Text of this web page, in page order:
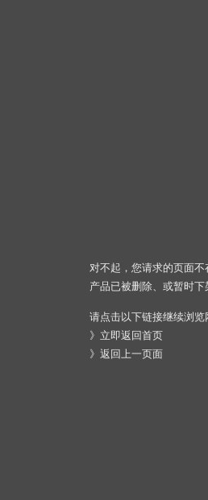
对不起，您请求的页面
产品已被删除、或暂时下
请点击以下链接继续浏览
》 立即返回首页
》 返回上一页面